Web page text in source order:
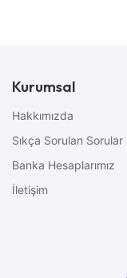
Kurumsal
Hakkımızda
Sıkça Sorulan Sorular
Banka Hesaplarımız
İletişim